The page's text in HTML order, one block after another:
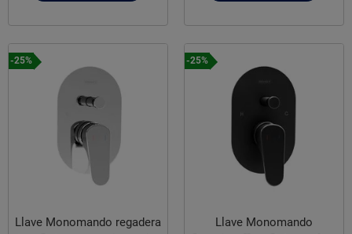
-25%
Llave Monomando regadera
-25%
Llave Monomando